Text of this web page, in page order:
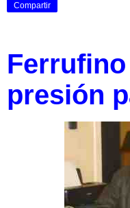
Compartir
presión